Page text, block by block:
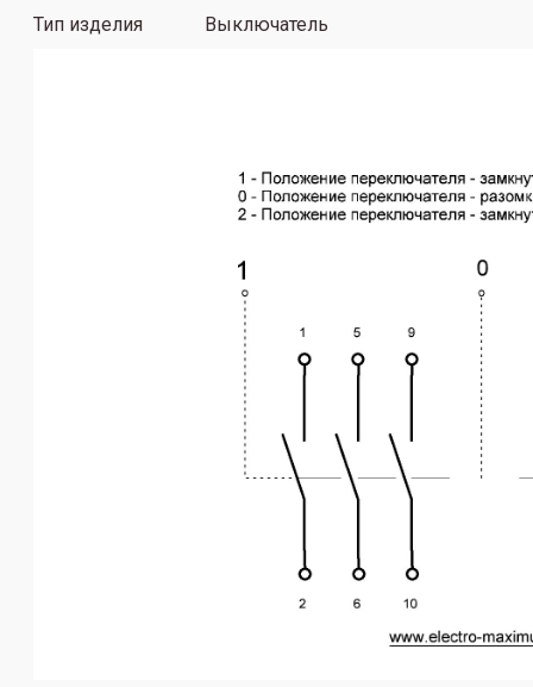
Тип изделия Выключатель